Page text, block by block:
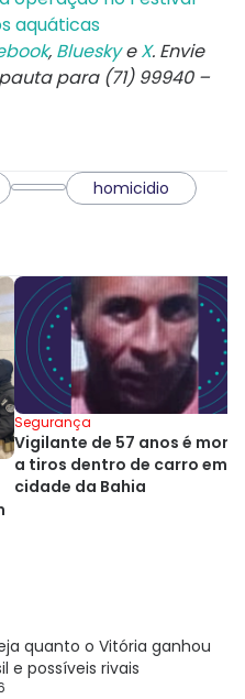
aquáticas
, BlueskyeX. Envie
para (71) 99940 –
homicidio
Segurança
Vigilante de 57 anos é
a tiros dentro de carro em
cidade da Bahia
quanto o Vitória ganhou
e possíveis rivais